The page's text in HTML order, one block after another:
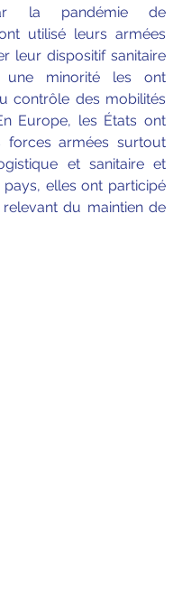
la pandémie de
utilisé leurs armées
leur dispositif sanitaire
une minorité les ont
contrôle des mobilités
Europe, les États ont
forces armées surtout
et sanitaire et
pays, elles ont participé
du maintien de